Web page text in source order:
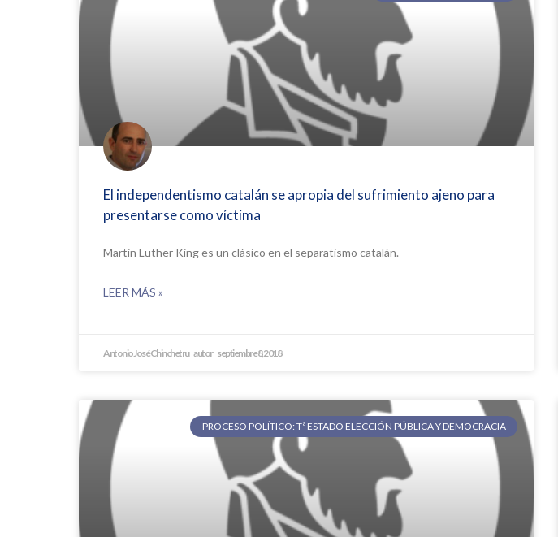
El independentismo catalán se apropia del sufrimiento ajeno para
presentarse como víctima
Martin Luther King es un clásico en el separatismo catalán.
LEER MÁS »
Antonio José Chinchetru septiembre 8, 2018
PROCESO POLÍTICO: Tª ESTADO ELECCIÓN PÚBLICA Y DEMOCRACIA